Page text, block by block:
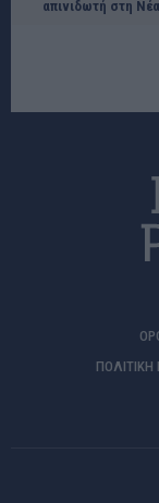
απινιδωτή στη